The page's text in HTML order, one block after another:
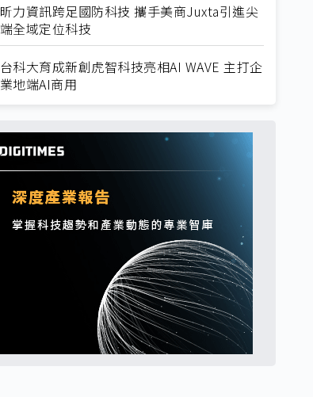
昕力資訊跨足國防科技 攜手美商Juxta引進尖
端全域定位科技
台科大育成新創虎智科技亮相AI WAVE 主打企
業地端AI商用